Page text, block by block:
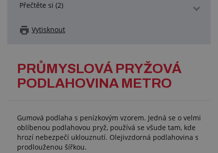
Přečtěte si (2)
Vytisknout
PRŮMYSLOVÁ PRYŽOVÁ
PODLAHOVINA METRO
Gumová podlaha s penízkovým vzorem. Jedná se o velmi
oblíbenou podlahovou pryž, používá se všude tam, kde
hrozí nebezpečí uklouznutí. Olejivzdorná podlahovina s
prodlouženou šířkou.